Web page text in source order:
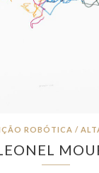
ROBÓTICA /